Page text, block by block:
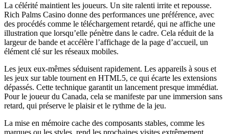
La célérité maintient les joueurs. Un site ralenti irrite et repousse.
Rich Palms Casino donne des performances une préférence, avec
des procédés comme le téléchargement retardé, qui ne affiche une
illustration que lorsqu’elle pénètre dans le cadre. Cela réduit de la
largeur de bande et accélère l’affichage de la page d’accueil, un
élément clé sur les réseaux mobiles.
Les jeux eux-mêmes séduisent rapidement. Les appareils à sous et
les jeux sur table tournent en HTML5, ce qui écarte les extensions
dépassés. Cette technique garantit un lancement presque immédiat.
Pour le joueur du Canada, cela se manifeste par une immersion sans
retard, qui préserve le plaisir et le rythme de la jeu.
La mise en mémoire cache des composants stables, comme les
marques ou les styles, rend les prochaines visites extrêmement